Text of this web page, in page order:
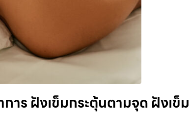
ร ฝังเข็มกระตุ้นตามจุด ฝังเข็ม